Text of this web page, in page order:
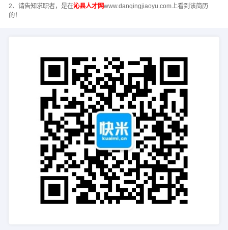
2、请告知求职者，是在沁县人才网www.danqingjiaoyu.com上看到该简历
的！